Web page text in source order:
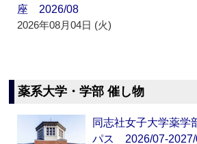
座 2026/08
2026年08月04日 (火)
薬系大学・学部 催し物
同志社女子大学薬
パス 2026/07-2027/